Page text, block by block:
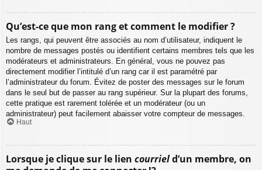
Qu’est-ce que mon rang et comment le modifier ?
Les rangs, qui peuvent être associés au nom d’utilisateur, indiquent le
nombre de messages postés ou identifient certains membres tels que les
modérateurs et administrateurs. En général, vous ne pouvez pas
directement modifier l’intitulé d’un rang car il est paramétré par
l’administrateur du forum. Évitez de poster des messages sur le forum
dans le seul but de passer au rang supérieur. Sur la plupart des forums,
cette pratique est rarement tolérée et un modérateur (ou un
administrateur) peut facilement abaisser votre compteur de messages.
Haut
Lorsque je clique sur le lien courrield’un membre, on